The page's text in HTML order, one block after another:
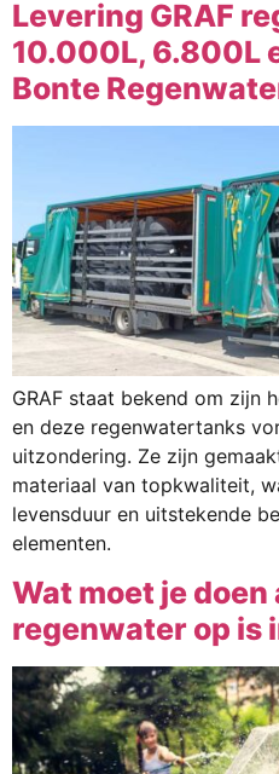
Levering GRAF
10.000L, 6.800L
Bonte
GRAF staat bekend om zijn
en deze regenwatertanks
uitzondering. Ze zijn
materiaal van topkwaliteit,
levensduur en uitstekende
elementen.
Wat moet je doen
regenwater op is